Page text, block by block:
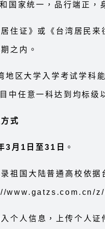
国家统一，品行端正，
住证》或《台湾居民
之内。
区大学入学考试学科
中任意一科达到均标级
式
3月1日至31日 。
祖国大陆普通高校依
www.gatzs.com.cn/z/
个人信息，上传个人